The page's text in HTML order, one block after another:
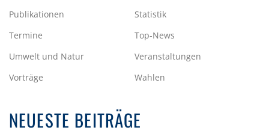
Publikationen
Statistik
Termine
Top-News
Umwelt und Natur
Veranstaltungen
Vorträge
Wahlen
NEUESTE BEITRÄGE